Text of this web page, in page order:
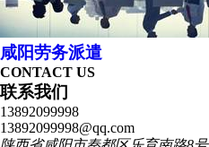
咸阳劳务派遣
CONTACT US
联系我们
13892099998
13892099998@qq.com